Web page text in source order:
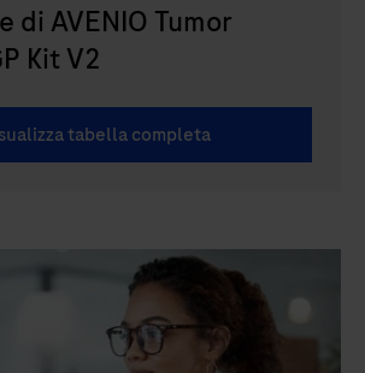
di AVENIO Tumor
Kit V2
tabella completa